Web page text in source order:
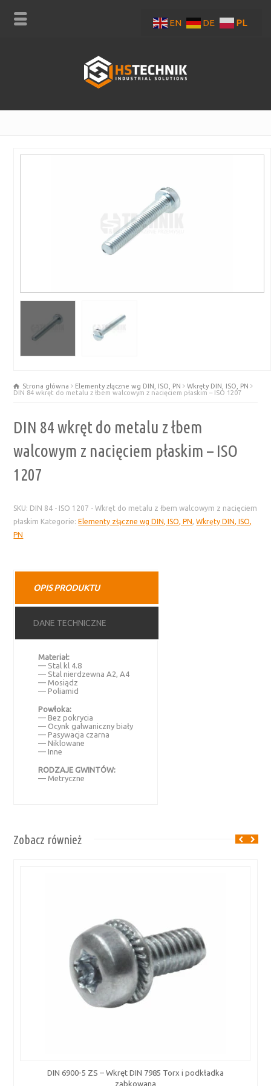
Strona główna Elementy złączne wg DIN, ISO, PN
Wkręty DIN, ISO, PN
DIN 84 wkręt do metalu z łbem walcowym z nacięciem płaskim – ISO 1207
DIN 84 wkręt do metalu z łbem
walcowym z nacięciem płaskim – ISO
1207
SKU: DIN 84 - ISO 1207 - Wkręt do metalu z łbem walcowym z nacięciem
płaskim Kategorie:Elementy złączne wg DIN, ISO, PN,Wkręty DIN, ISO,
PN
OPIS PRODUKTU
DANE TECHNICZNE
Materiał:
— Stal kl 4.8
— Stal nierdzewna A2, A4
— Mosiądz
— Poliamid
Powłoka:
— Bez pokrycia
— Ocynk galwaniczny biały
— Pasywacja czarna
— Niklowane
— Inne
RODZAJE GWINTÓW:
— Metryczne
Zobacz również
DIN 6900-5 ZS – Wkręt DIN 7985 Torx i podkładka
ząbkowana
EN DE PL